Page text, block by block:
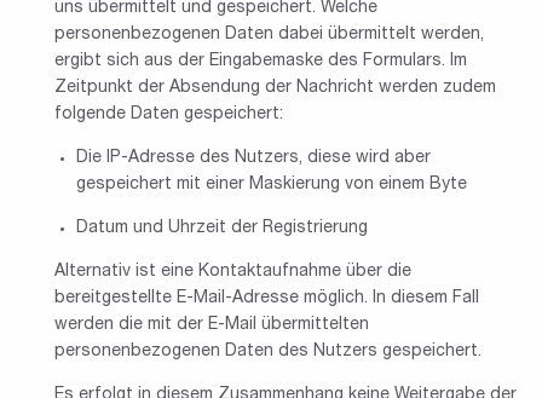
uns übermittelt und gespeichert. Welche
personenbezogenen Daten dabei übermittelt werden,
ergibt sich aus der Eingabemaske des Formulars. Im
Zeitpunkt der Absendung der Nachricht werden zudem
folgende Daten gespeichert:
Die IP-Adresse des Nutzers, diese wird aber
gespeichert mit einer Maskierung von einem Byte
Datum und Uhrzeit der Registrierung
Alternativ ist eine Kontaktaufnahme über die
bereitgestellte E-Mail-Adresse möglich. In diesem Fall
werden die mit der E-Mail übermittelten
personenbezogenen Daten des Nutzers gespeichert.